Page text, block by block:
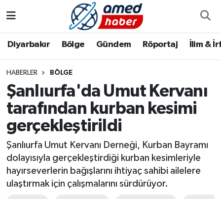
Diyarbakır Bölge Gündem Röportaj İlim &
HABERLER BÖLGE
Şanlıurfa'da Umut Kervanı
tarafından kurban kesimi
gerçekleştirildi
Şanlıurfa Umut Kervanı Derneği, Kurban Bayramı
dolayısıyla gerçekleştirdiği kurban kesimleriyle
hayırseverlerin bağışlarını ihtiyaç sahibi ailelere
ulaştırmak için çalışmalarını sürdürüyor.
Bölge
Röportaj
Foto Galeri
Aile
Asayiş
Bilim & Teknoloji
Dünya
Eğitim
Diyarbakır Hava Durumu
Diyarbakır Namaz Vakitleri
Diyarbakır Trafik Yoğunluk Haritası
Tüm Manşetler
Son Dakika Haberleri